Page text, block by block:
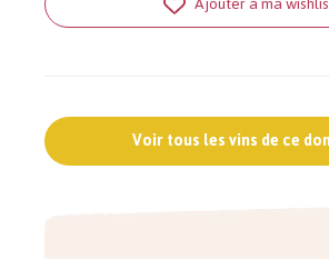
Voir tous les vins de ce